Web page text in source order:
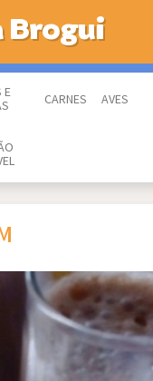
Brogui
E
CARNES AVES